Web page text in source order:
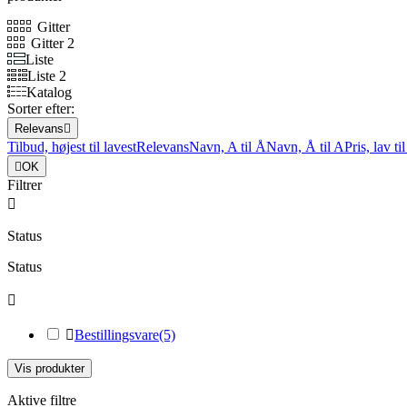
Gitter
Gitter 2
Liste
Liste 2
Katalog
Sorter efter:
Relevans 
Tilbud, højest til lavestRelevansNavn, A til ÅNavn, Å til APris, lav
OK
Filtrer

Status
Status

Bestillingsvare(5)
Vis produkter
Aktive filtre